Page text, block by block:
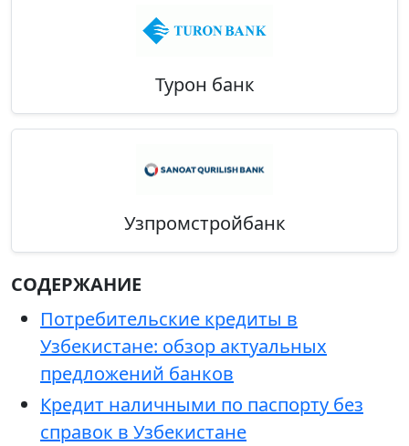
Турон банк
Узпромстройбанк
СОДЕРЖАНИЕ
Потребительские кредиты в
Узбекистане: обзор актуальных
предложений банков
Кредит наличными по паспорту без
справок в Узбекистане